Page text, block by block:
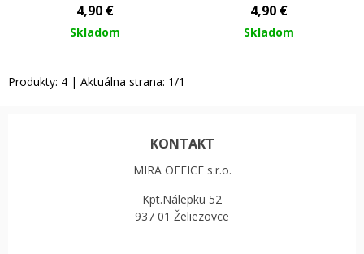
4,90 €
Skladom
4,90 €
Skladom
Produkty: 4 | Aktuálna strana: 1/1
KONTAKT
MIRA OFFICE s.r.o.
Kpt.Nálepku 52
937 01 Želiezovce